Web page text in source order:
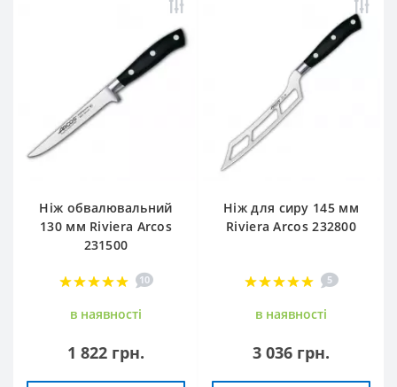
Ніж обвалювальний
130 мм Riviera Arcos
231500
10
в наявностi
1 822 грн.
Ніж для сиру 145 мм
Riviera Arcos 232800
5
в наявностi
3 036 грн.